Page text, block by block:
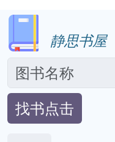
静思书屋
找书点击